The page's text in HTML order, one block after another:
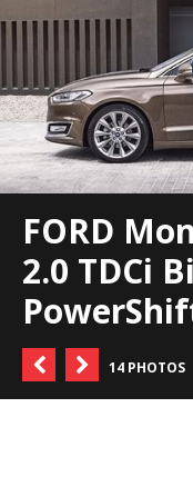
FORD
2.0 TDCi
14 PHOTOS